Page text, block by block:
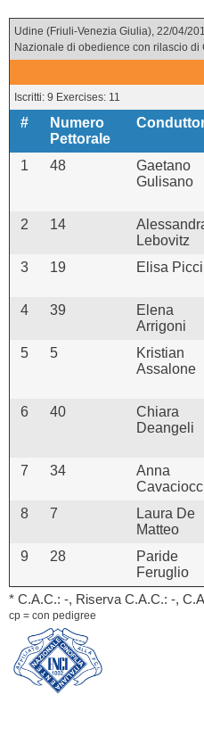
Udine (Friuli-Venezia Giulia), 22/04/
Nazionale di obedience con rilascio di
Iscritti: 9 Exercises: 11
#
Numero
Pettorale
1 48
Gaetano
Gulisano
2
14
Lebovitz
3 19 Elisa
4 39
Elena
Arrigoni
5
5
Kristian
Assalone
6
40
Chiara
Deangeli
7 34
Anna
8 7
Laura De
Matteo
9 28
Paride
Feruglio
* C.A.C.: -, Riserva C.A.C.: -,
cp = con pedigree